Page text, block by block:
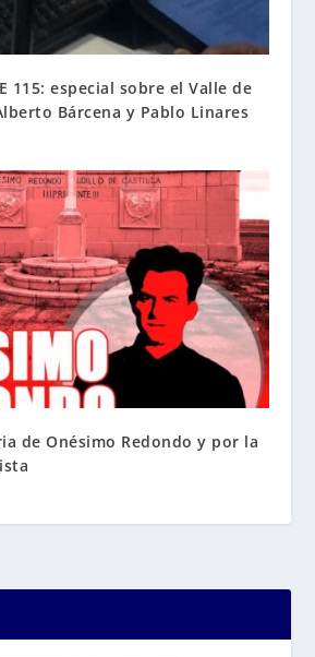
115: especial sobre el Valle de
Bárcena y Pablo Linares
de Onésimo Redondo y por la